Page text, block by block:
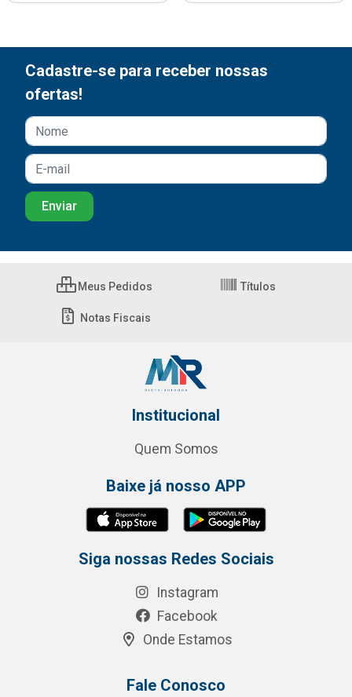
Cadastre-se para receber nossas
ofertas!
Meus Pedidos Títulos
Notas Fiscais
Institucional
Quem Somos
Baixe já nosso APP
Siga nossas Redes Sociais
Instagram
Facebook
Onde Estamos
Fale Conosco